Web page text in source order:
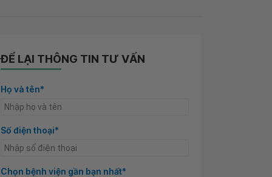
ĐỂ LẠI THÔNG TIN TƯ VẤN
Họ và tên*
Số điện thoại*
Chọn bệnh viện gần bạn nhất*